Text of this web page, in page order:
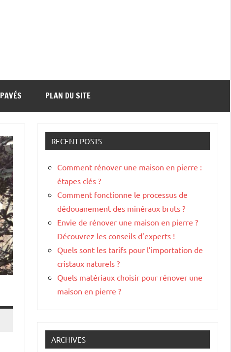
PAVÉS PLAN DU SITE
RECENT POSTS
Comment rénover une maison en pierre :
étapes clés ?
Comment fonctionne le processus de
dédouanement des minéraux bruts ?
Envie de rénover une maison en pierre ?
Découvrez les conseils d’experts !
Quels sont les tarifs pour l’importation de
cristaux naturels ?
Quels matériaux choisir pour rénover une
maison en pierre ?
ARCHIVES